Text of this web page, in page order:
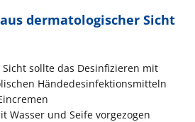
dermatologischer Sicht
sollte das Desinfizieren mit
Händedesinfektionsmitteln
Wasser und Seife vorgezogen